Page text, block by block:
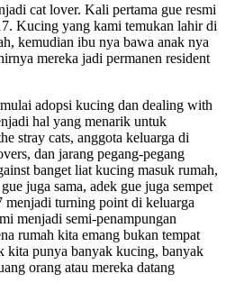
cat lover. Kali pertama gue resmi
Kucing yang kami temukan lahir di
kemudian ibu nya bawa anak nya
mereka jadi permanen resident
adopsi kucing dan dealing with
hal yang menarik untuk
stray cats, anggota keluarga di
dan jarang pegang-pegang
banget liat kucing masuk rumah,
juga sama, adek gue juga sempet
menjadi turning point di keluarga
menjadi semi-penampungan
rumah kita emang bukan tempat
kita punya banyak kucing, banyak
orang atau mereka datang